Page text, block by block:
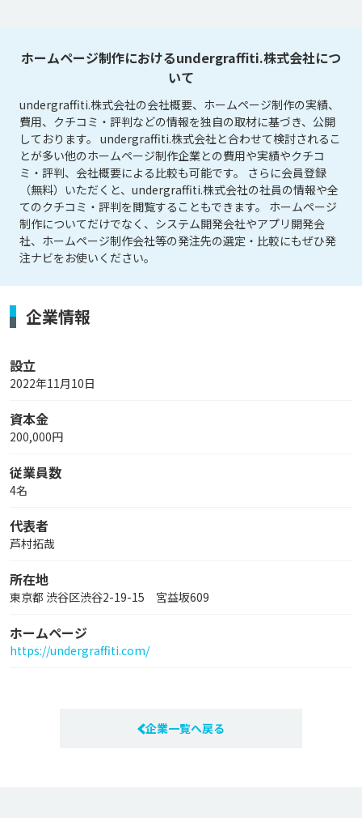
ホームページ制作におけるundergraffiti.株式会社につ
いて
undergraffiti.株式会社の会社概要、ホームページ制作の実績、
費用、クチコミ・評判などの情報を独自の取材に基づき、公開
しております。 undergraffiti.株式会社と合わせて検討されるこ
とが多い他のホームページ制作企業との費用や実績やクチコ
ミ・評判、会社概要による比較も可能です。 さらに会員登録
（無料）いただくと、undergraffiti.株式会社の社員の情報や全
てのクチコミ・評判を閲覧することもできます。 ホームページ
制作についてだけでなく、システム開発会社やアプリ開発会
社、ホームページ制作会社等の発注先の選定・比較にもぜひ発
注ナビをお使いください。
企業情報
設立
2022年11月10日
資本金
200,000円
従業員数
4名
代表者
芦村拓哉
所在地
東京都 渋谷区渋谷2-19-15 宮益坂609
ホームページ
https://undergraffiti.com/
企業一覧へ戻る